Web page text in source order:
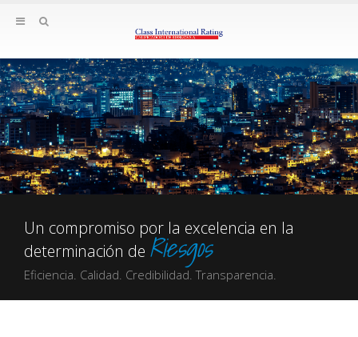
Un compromiso por la excelencia en la
determinación de Riesgos
Eficiencia. Calidad. Credibilidad. Transparencia.